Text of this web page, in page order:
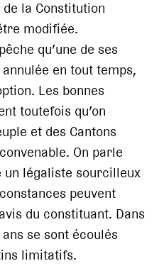
la Constitution
modifiée.
qu’une de ses
en tout temps,
Les bonnes
toutefois qu’on
et des Cantons
On parle
un légaliste sourcilleux
peuvent
du constituant. Dans
se sont écoulés
limitatifs.